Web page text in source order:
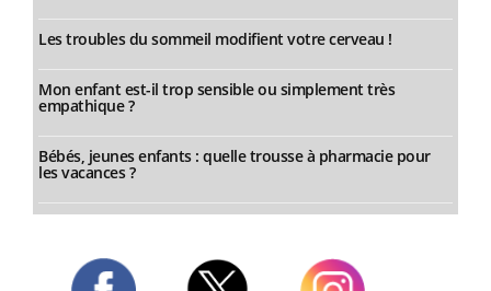
Les troubles du sommeil modifient votre cerveau !
Mon enfant est-il trop sensible ou simplement très
empathique ?
Bébés, jeunes enfants : quelle trousse à pharmacie pour
les vacances ?